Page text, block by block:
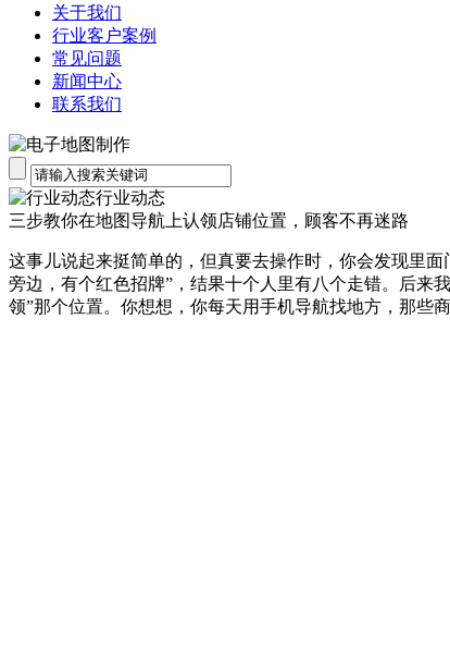
关于我们
行业客户案例
常见问题
新闻中心
联系我们
行业动态
三步教你在地图导航上认领店铺位置，顾客不再迷路
这事儿说起来挺简单的，但真要去操作时，你会发现里
旁边，有个红色招牌”，结果十个人里有八个走错。后来
领”那个位置。你想想，你每天用手机导航找地方，那些